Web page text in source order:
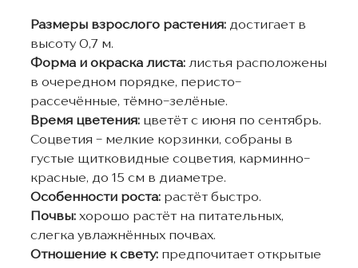
Размеры взрослого растения:достигает в
высоту 0,7 м.
Форма и окраска листа:листья расположены
в очередном порядке, перисто-
рассечённые, тёмно-зелёные.
Время цветения:цветёт с июня по сентябрь.
Соцветия - мелкие корзинки, собраны в
густые щитковидные соцветия, карминно-
красные, до 15 см в диаметре.
Особенности роста:растёт быстро.
Почвы:хорошо растёт на питательных,
слегка увлажнённых почвах.
Отношение к свету:предпочитает открытые